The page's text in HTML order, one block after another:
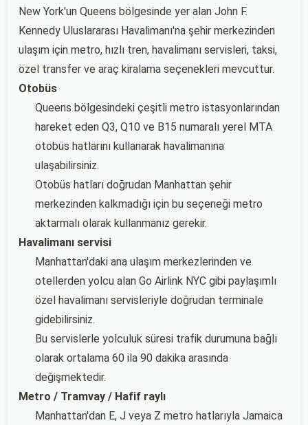
New York'un Queens bölgesinde yer alan John F.
Kennedy Uluslararası Havalimanı'na şehir merkezinden
ulaşım için metro, hızlı tren, havalimanı servisleri, taksi,
özel transfer ve araç kiralama seçenekleri mevcuttur.
Otobüs
Queens bölgesindeki çeşitli metro istasyonlarından
hareket eden Q3, Q10 ve B15 numaralı yerel MTA
otobüs hatlarını kullanarak havalimanına
ulaşabilirsiniz.
Otobüs hatları doğrudan Manhattan şehir
merkezinden kalkmadığı için bu seçeneği metro
aktarmalı olarak kullanmanız gerekir.
Havalimanı servisi
Manhattan'daki ana ulaşım merkezlerinden ve
otellerden yolcu alan Go Airlink NYC gibi paylaşımlı
özel havalimanı servisleriyle doğrudan terminale
gidebilirsiniz.
Bu servislerle yolculuk süresi trafik durumuna bağlı
olarak ortalama 60 ila 90 dakika arasında
değişmektedir.
Metro / Tramvay / Hafif raylı
Manhattan'dan E, J veya Z metro hatlarıyla Jamaica